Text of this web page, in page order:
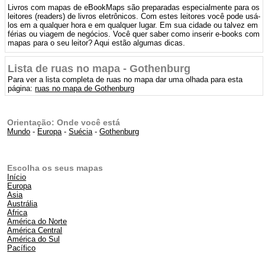
Livros com mapas de eBookMaps são preparadas especialmente para os
leitores (readers) de livros eletrônicos. Com estes leitores você pode usá-
los em a qualquer hora e em qualquer lugar. Em sua cidade ou talvez em
férias ou viagem de negócios. Você quer saber como inserir e-books com
mapas para o seu leitor? Aqui estão algumas dicas.
Lista de ruas no mapa - Gothenburg
Para ver a lista completa de ruas no mapa dar uma olhada para esta
página:ruas no mapa de Gothenburg
Orientação: Onde você está
Mundo - Europa-Suécia-Gothenburg
Escolha os seus mapas
Início
Europa
Asia
Austrália
Africa
América do Norte
América Central
América do Sul
Pacífico